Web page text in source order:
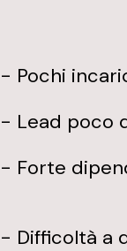
- Pochi
- Lead poco
- Forte
- Difficoltà a